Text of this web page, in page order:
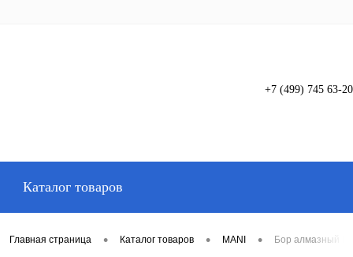
+7 (499) 745 63-20
Каталог товаров
Главная страница • Каталог товаров • MANI • Бор алмазный